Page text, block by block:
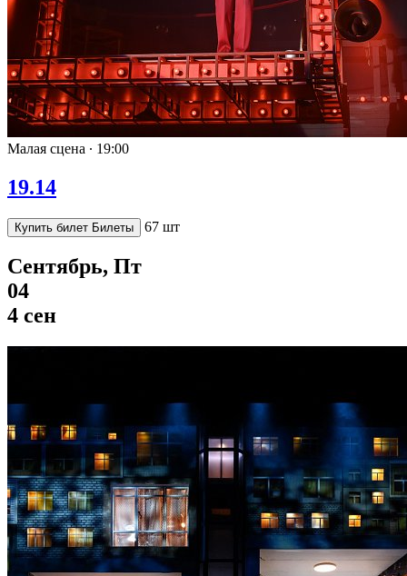
Малая сцена ∙ 19:00
19.14
Купить билет Билеты 67 шт
Сентябрь, Пт
04
4 сен